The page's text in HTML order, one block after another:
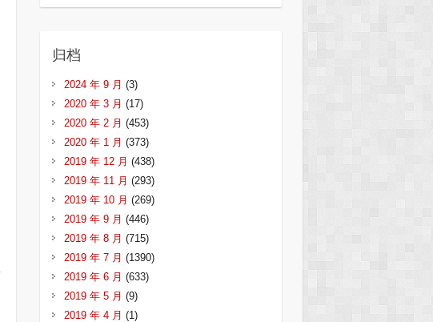
归档
2024 年 9 月 (3)
2020 年 3 月 (17)
2020 年 2 月 (453)
2020 年 1 月 (373)
2019 年 12 月 (438)
2019 年 11 月 (293)
2019 年 10 月 (269)
2019 年 9 月 (446)
2019 年 8 月 (715)
2019 年 7 月 (1390)
2019 年 6 月 (633)
2019 年 5 月 (9)
2019 年 4 月 (1)